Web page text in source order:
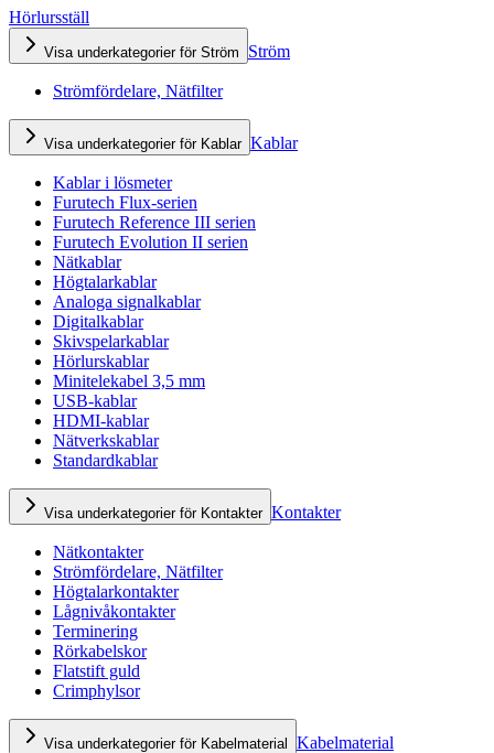
Hörlursställ
Visa underkategorier för Ström Ström
Strömfördelare, Nätfilter
Visa underkategorier för Kablar Kablar
Kablar i lösmeter
Furutech Flux-serien
Furutech Reference III serien
Furutech Evolution II serien
Nätkablar
Högtalarkablar
Analoga signalkablar
Digitalkablar
Skivspelarkablar
Hörlurskablar
Minitelekabel 3,5 mm
USB-kablar
HDMI-kablar
Nätverkskablar
Standardkablar
Visa underkategorier för Kontakter Kontakter
Nätkontakter
Strömfördelare, Nätfilter
Högtalarkontakter
Lågnivåkontakter
Terminering
Rörkabelskor
Flatstift guld
Crimphylsor
Visa underkategorier för Kabelmaterial Kabelmaterial